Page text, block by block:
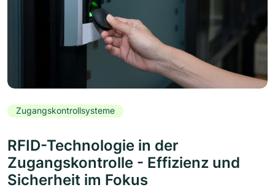
Zugangskontrollsysteme
RFID-Technologie in der
Zugangskontrolle - Effizienz und
Sicherheit im Fokus